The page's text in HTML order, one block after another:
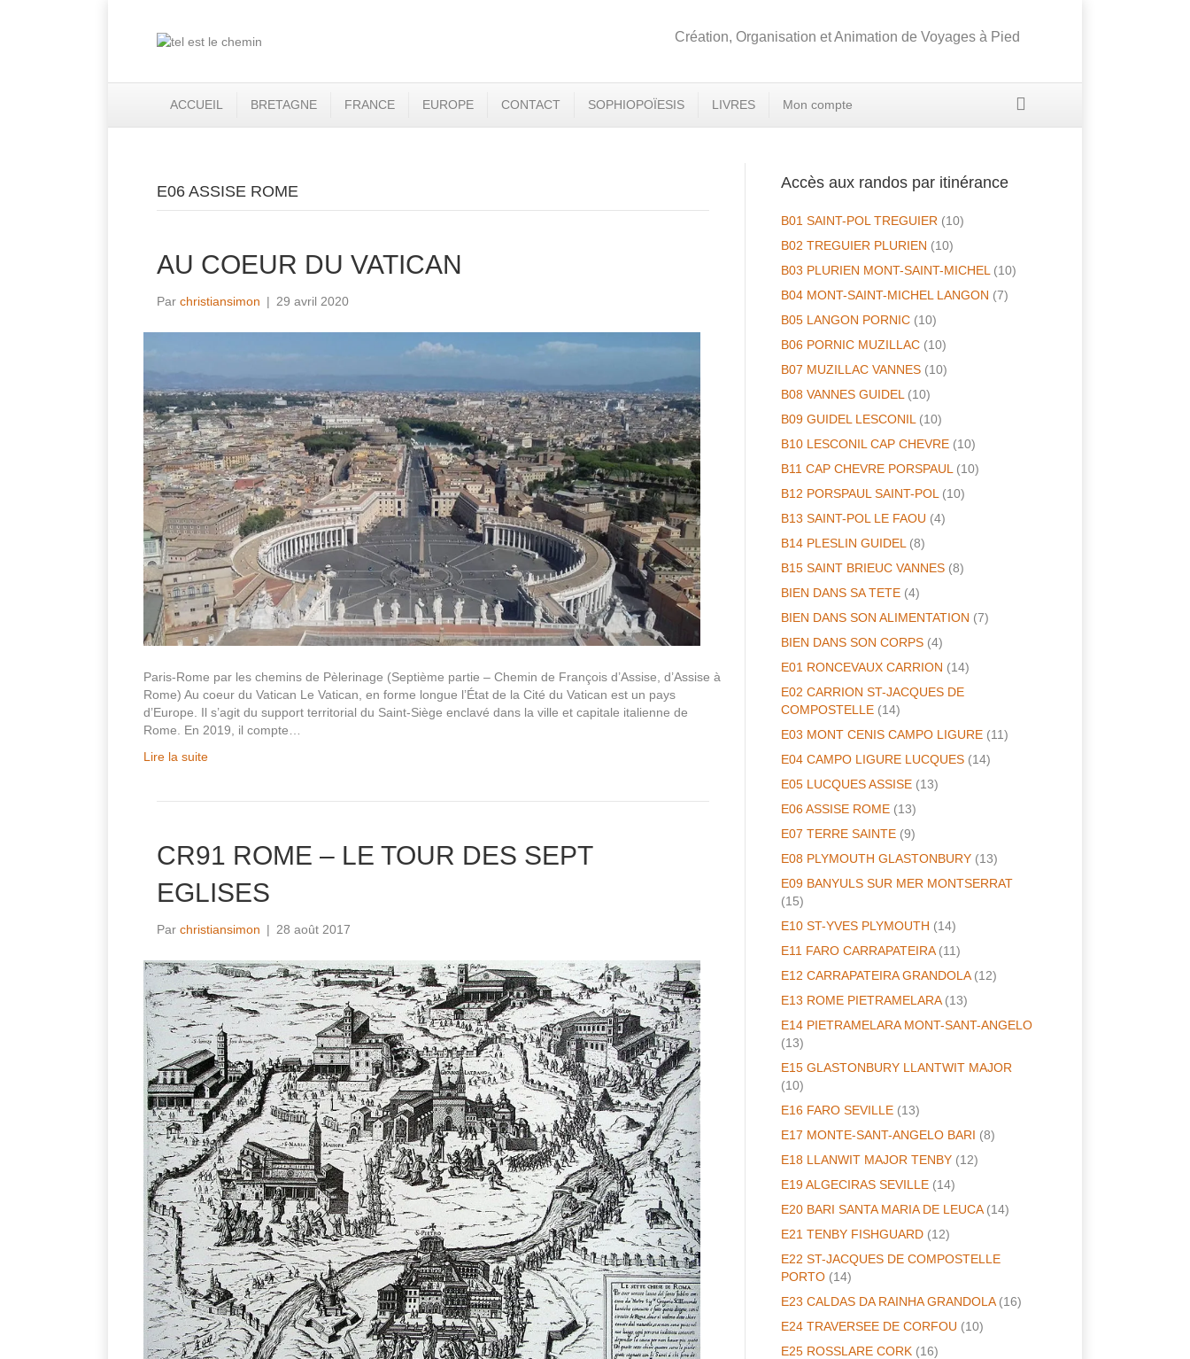
Création, Organisation et Animation de Voyages à Pied
ACCUEIL BRETAGNE FRANCE EUROPE CONTACT SOPHIOPOÏESIS LIVRES Mon compte
E06 ASSISE ROME
AU COEUR DU VATICAN
Par christiansimon | 29 avril 2020
Paris-Rome par les chemins de Pèlerinage (Septième partie – Chemin de François d’Assise, d’Assise à
Rome) Au coeur du Vatican Le Vatican, en forme longue l’État de la Cité du Vatican est un pays
d’Europe. Il s’agit du support territorial du Saint-Siège enclavé dans la ville et capitale italienne de
Rome. En 2019, il compte…
Lire la suite
CR91 ROME – LE TOUR DES SEPT
EGLISES
Par christiansimon | 28 août 2017
Accès aux randos par itinérance
B01 SAINT-POL TREGUIER (10)
B02 TREGUIER PLURIEN (10)
B03 PLURIEN MONT-SAINT-MICHEL (10)
B04 MONT-SAINT-MICHEL LANGON (7)
B05 LANGON PORNIC (10)
B06 PORNIC MUZILLAC (10)
B07 MUZILLAC VANNES (10)
B08 VANNES GUIDEL (10)
B09 GUIDEL LESCONIL (10)
B10 LESCONIL CAP CHEVRE (10)
B11 CAP CHEVRE PORSPAUL (10)
B12 PORSPAUL SAINT-POL (10)
B13 SAINT-POL LE FAOU (4)
B14 PLESLIN GUIDEL (8)
B15 SAINT BRIEUC VANNES (8)
BIEN DANS SA TETE (4)
BIEN DANS SON ALIMENTATION (7)
BIEN DANS SON CORPS (4)
E01 RONCEVAUX CARRION (14)
E02 CARRION ST-JACQUES DE
COMPOSTELLE (14)
E03 MONT CENIS CAMPO LIGURE (11)
E04 CAMPO LIGURE LUCQUES (14)
E05 LUCQUES ASSISE (13)
E06 ASSISE ROME (13)
E07 TERRE SAINTE (9)
E08 PLYMOUTH GLASTONBURY (13)
E09 BANYULS SUR MER MONTSERRAT
(15)
E10 ST-YVES PLYMOUTH (14)
E11 FARO CARRAPATEIRA(11)
E12 CARRAPATEIRA GRANDOLA(12)
E13 ROME PIETRAMELARA(13)
E14 PIETRAMELARA MONT-SANT-ANGELO
(13)
E15 GLASTONBURY LLANTWIT MAJOR
(10)
E16 FARO SEVILLE (13)
E17 MONTE-SANT-ANGELO BARI (8)
E18 LLANWIT MAJOR TENBY (12)
E19 ALGECIRAS SEVILLE (14)
E20 BARI SANTA MARIA DE LEUCA(14)
E21 TENBY FISHGUARD (12)
E22 ST-JACQUES DE COMPOSTELLE
PORTO (14)
E23 CALDAS DA RAINHA GRANDOLA(16)
E24 TRAVERSEE DE CORFOU (10)
E25 ROSSLARE CORK (16)